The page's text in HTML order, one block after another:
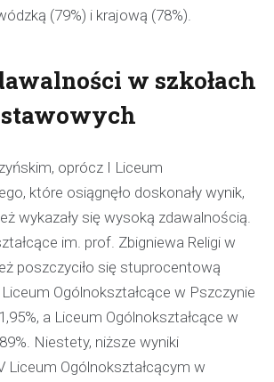
(79%) i krajową (78%).
w szkołach
oprócz I Liceum
które osiągnęło doskonały wynik,
wykazały się wysoką zdawalnością.
im. prof. Zbigniewa Religi w
poszczyciło się stuprocentową
Ogólnokształcące w Pszczynie
a Liceum Ogólnokształcące w
Niestety, niższe wyniki
Liceum Ogólnokształcącym w